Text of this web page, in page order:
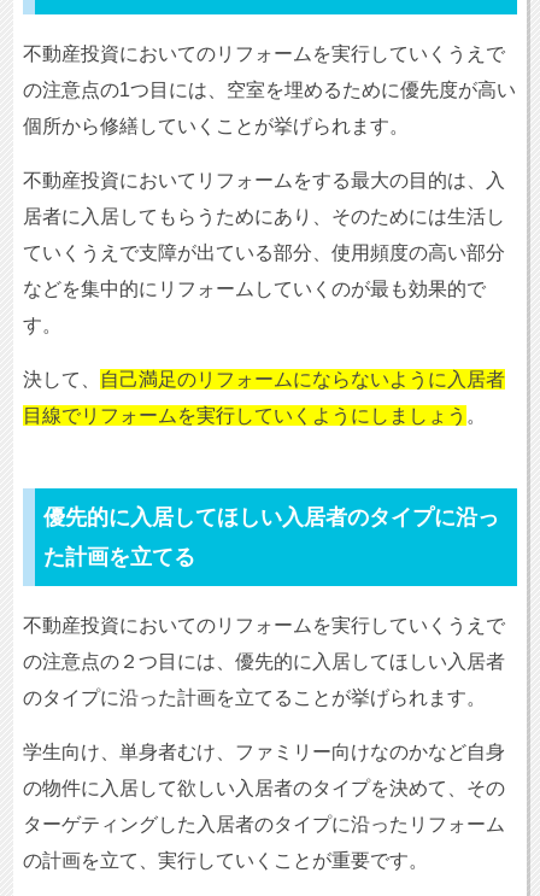
不動産投資においてのリフォームを実行していくうえで
の注意点の1つ目には、空室を埋めるために優先度が高い
個所から修繕していくことが挙げられます。
不動産投資においてリフォームをする最大の目的は、入
居者に入居してもらうためにあり、そのためには生活し
ていくうえで支障が出ている部分、使用頻度の高い部分
などを集中的にリフォームしていくのが最も効果的で
す。
決して、
自己満足のリフォームにならないように入居者
目線でリフォームを実行していくようにしましょう 。
優先的に入居してほしい入居者のタイプに沿っ
た計画を立てる
不動産投資においてのリフォームを実行していくうえで
の注意点の２つ目には、優先的に入居してほしい入居者
のタイプに沿った計画を立てることが挙げられます。
学生向け、単身者むけ、ファミリー向けなのかなど自身
の物件に入居して欲しい入居者のタイプを決めて、その
ターゲティングした入居者のタイプに沿ったリフォーム
の計画を立て、実行していくことが重要です。